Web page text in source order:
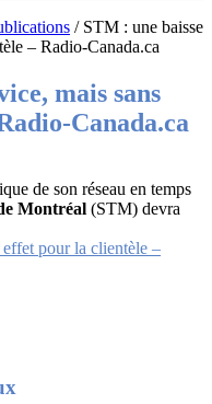
/ STM : une baisse
– Radio-Canada.ca
mais sans
Canada.ca
de son réseau en temps
Montréal (STM) devra
effet pour la clientèle –